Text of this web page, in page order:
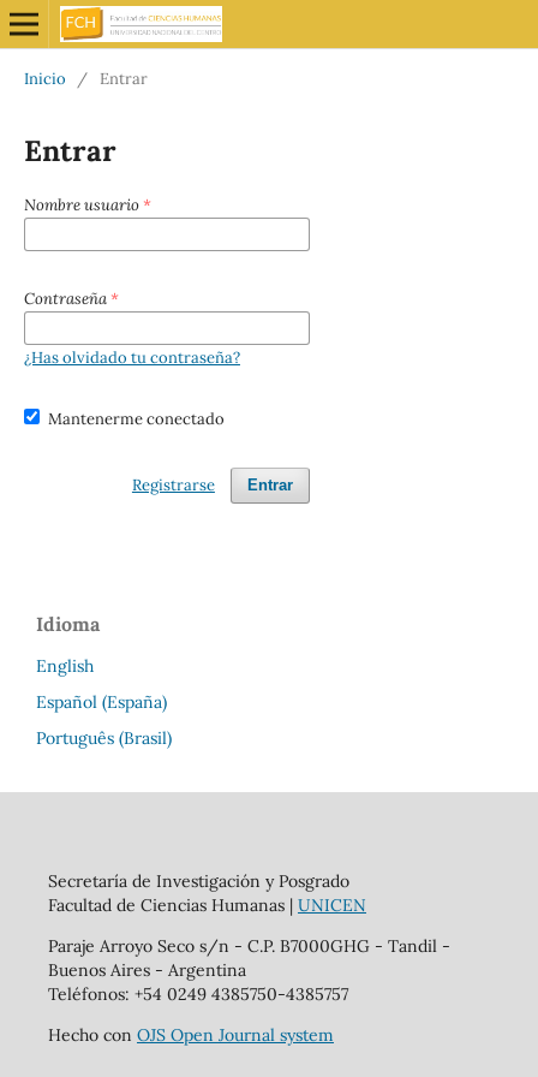
Inicio / Entrar
Entrar
Nombre usuario *
Contraseña *
¿Has olvidado tu contraseña?
Mantenerme conectado
Entrar
Registrarse
Idioma
English
Español (España)
Português (Brasil)
Secretaría de Investigación y Posgrado
Facultad de Ciencias Humanas | UNICEN
Paraje Arroyo Seco s/n - C.P. B7000GHG - Tandil -
Buenos Aires - Argentina
Teléfonos: +54 0249 4385750-4385757
Hecho con OJS Open Journal system